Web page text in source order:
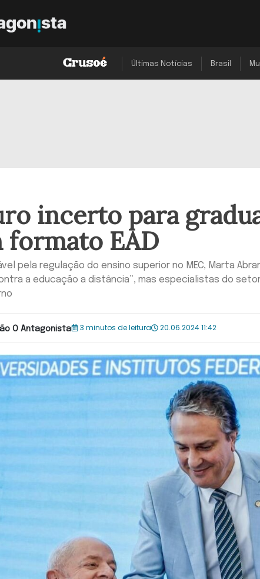
Últimas Notícias Brasil
incerto para
formato EAD
pela regulação do ensino superior no MEC, Marta
a educação a distância”, mas especialistas do
O Antagonista 3 minutos de leitura 20.06.2024 11:42